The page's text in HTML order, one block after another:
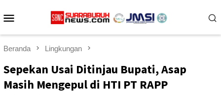
ke
Beranda Lingkungan
Sepekan Usai Ditinjau Bupati, Asap
Masih Mengepul di HTI PT RAPP